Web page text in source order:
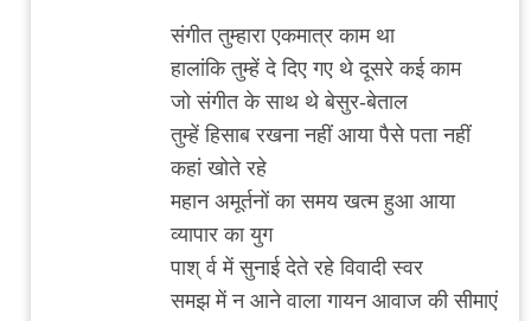
संगीत तुम्हारा एकमात्र काम था
हालांकि तुम्हें दे दिए गए थे दूसरे कई काम
जो संगीत के साथ थे बेसुर-बेताल
तुम्हें हिसाब रखना नहीं आया पैसे पता नहीं
कहां खोते रहे
महान अमूर्तनों का समय खत्म हुआ आया
व्यापार का युग
पाश् र्व में सुनाई देते रहे विवादी स्वर
समझ में न आने वाला गायन आवाज की सीमाएं